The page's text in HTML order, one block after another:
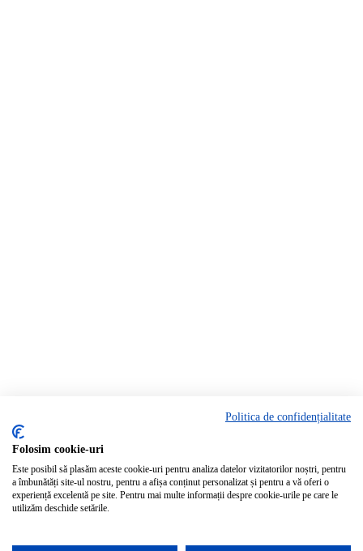
Abonează-te la newsletter-ul Bartrom pentru a primi cele mai noi
noutăți direct în inbox-ul tău.
Politica de confidențialitate
Folosim cookie-uri
Este posibil să plasăm aceste cookie-uri pentru analiza datelor vizitatorilor noștri, pentru
a îmbunătăți site-ul nostru, pentru a afișa conținut personalizat și pentru a vă oferi o
experiență excelentă pe site. Pentru mai multe informații despre cookie-urile pe care le
utilizăm deschide setările.